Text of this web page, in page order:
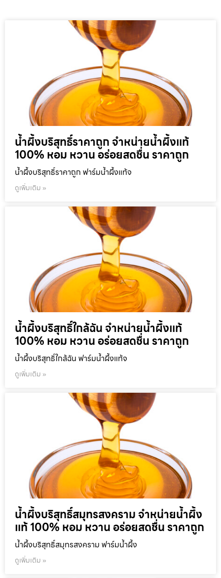
น้ำผึ้งบริสุทธิ์ราคาถูก จำหน่ายน้ำผึ้งแท้
100% หอม หวาน อร่อยสดชื่น ราคาถูก
น้ำผึ้งบริสุทธิ์ราคาถูก ฟาร์มน้ำผึ้งแท้จ
ดูเพิ่มเติม »
น้ำผึ้งบริสุทธิ์ใกล้ฉัน จำหน่ายน้ำผึ้งแท้
100% หอม หวาน อร่อยสดชื่น ราคาถูก
น้ำผึ้งบริสุทธิ์ใกล้ฉัน ฟาร์มน้ำผึ้งแท้จ
ดูเพิ่มเติม »
น้ำผึ้งบริสุทธิ์สมุทรสงคราม จำหน่ายน้ำผึ้ง
แท้ 100% หอม หวาน อร่อยสดชื่น ราคาถูก
น้ำผึ้งบริสุทธิ์สมุทรสงคราม ฟาร์มน้ำผึ้ง
ดูเพิ่มเติม »